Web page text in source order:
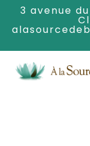
Skip
main
content
3 avenue